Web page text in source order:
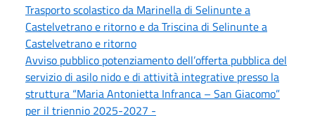
Trasporto scolastico da Marinella di Selinunte a
Castelvetrano e ritorno e da Triscina di Selinunte a
Castelvetrano e ritorno
Avviso pubblico potenziamento dell’offerta pubblica del
servizio di asilo nido e di attività integrative presso la
struttura “Maria Antonietta Infranca – San Giacomo”
per il triennio 2025-2027 -